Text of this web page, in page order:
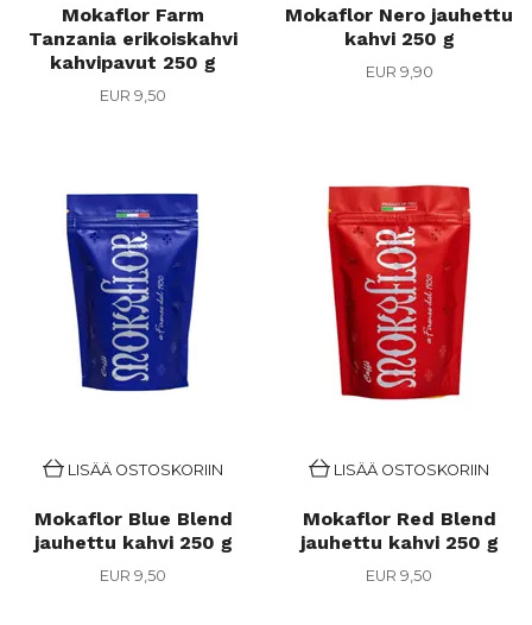
Mokaflor Farm
Tanzania erikoiskahvi
kahvipavut 250 g
EUR 9,50
Mokaflor Nero jauhettu
kahvi 250 g
EUR 9,90
LISÄÄ OSTOSKORIIN
Mokaflor Blue Blend
jauhettu kahvi 250 g
EUR 9,50
LISÄÄ OSTOSKORIIN
Mokaflor Red Blend
jauhettu kahvi 250 g
EUR 9,50